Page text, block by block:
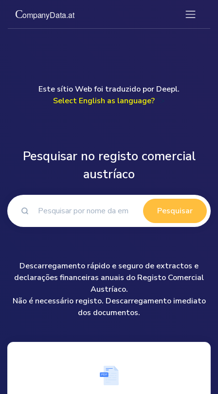
Este sítio Web foi traduzido por Deepl.
Select English as language?
Pesquisar no registo comercial
austríaco
Pesquisar
Descarregamento rápido e seguro de extractos e
declarações financeiras anuais do Registo Comercial
Austríaco.
Não é necessário registo. Descarregamento imediato
dos documentos.
PD F